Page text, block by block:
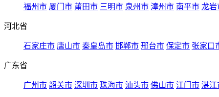
福州市 厦门市 莆田市 三明市 泉州市 漳州市 南平市 龙岩
河北省
石家庄市 唐山市 秦皇岛市 邯郸市 邢台市 保定市 张家口
广东省
广州市 韶关市 深圳市 珠海市 汕头市 佛山市 江门市 湛江